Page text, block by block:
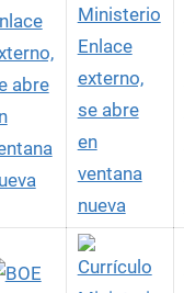
abre
Enlace
externo,
se abre
en
ventana
nueva